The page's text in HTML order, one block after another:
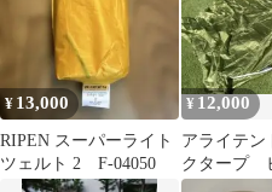
¥ 13,000
RIPEN スーパーライト
ツェルト 2 F-04050
¥ 12,000
アライテ
クタープ
Beyond